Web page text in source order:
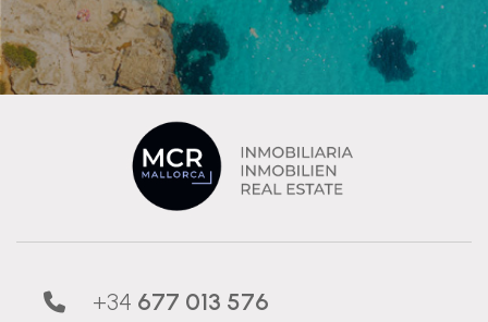
+34 677 013 576